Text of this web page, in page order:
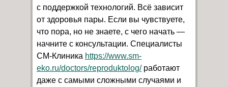
с поддержкой технологий. Всё зависит
от здоровья пары. Если вы чувствуете,
что пора, но не знаете, с чего начать —
начните с консультации. Специалисты
СМ-Клиника https://www.sm-
eko.ru/doctors/reproduktolog/работают
даже с самыми сложными случаями и